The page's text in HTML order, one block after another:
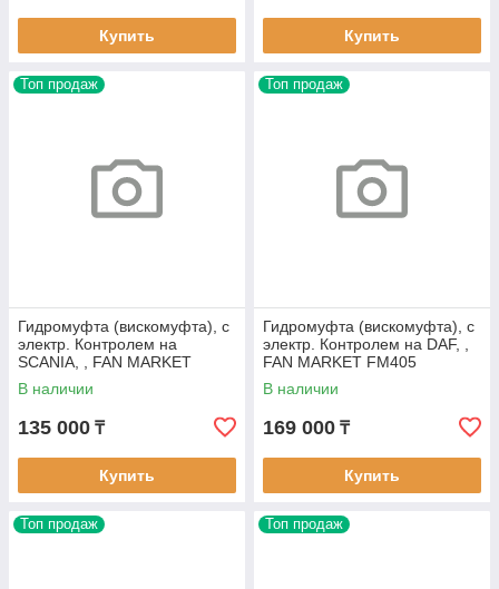
Купить Купить
Топ продаж
Гидромуфта (вискомуфта), с
электр. Контролем на
SCANIA, , FAN MARKET
FM382
В наличии
135 000 ₸
Купить
Топ продаж
Гидромуфта (вискомуфта), с
электр. Контролем на DAF, ,
FAN MARKET FM405
В наличии
169 000 ₸
Купить
Топ продаж Топ продаж